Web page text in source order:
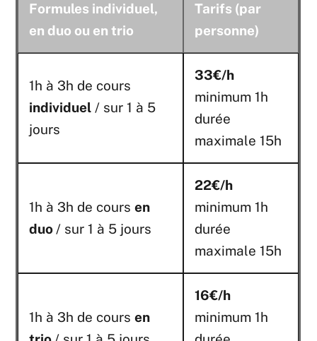
Formules individuel,
en duo ou en trio
Tarifs (par
personne)
1h à 3h de cours
individuel / sur 1 à 5
jours
33€/h
minimum 1h
durée
maximale 15h
1h à 3h de coursen
duo / sur 1 à 5 jours
22€/h
minimum 1h
durée
maximale 15h
1h à 3h de coursen
16€/h
minimum 1h